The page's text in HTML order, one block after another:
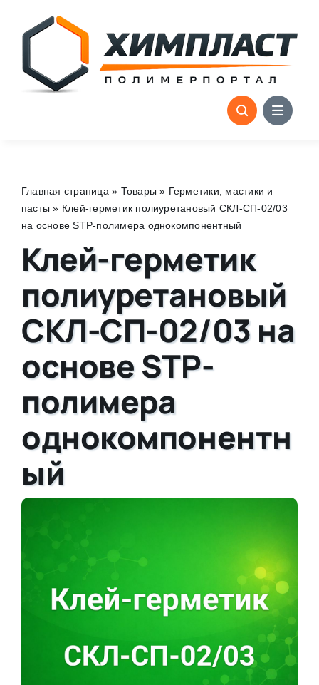
content
Главная страница » Товары » Герметики, мастики и
пасты » Клей-герметик полиуретановый СКЛ-СП-02/03
на основе STP-полимера однокомпонентный
Клей-герметик
полиуретановый
СКЛ-СП-02/03 на
основе STP-
полимера
однокомпонентн
ый